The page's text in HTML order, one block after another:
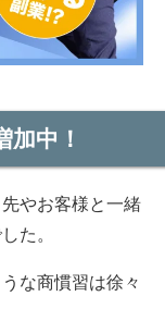
中！
やお客様と一緒
た。
な商慣習は徐々